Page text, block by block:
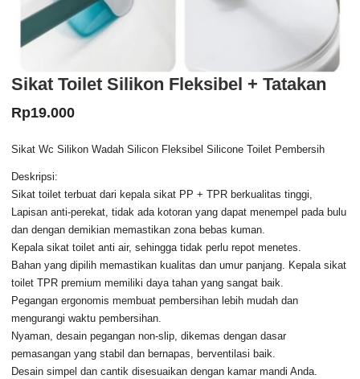
Sikat Toilet Silikon Fleksibel + Tatakan
Rp19.000
Sikat Wc Silikon Wadah Silicon Fleksibel Silicone Toilet Pembersih
Deskripsi:
Sikat toilet terbuat dari kepala sikat PP + TPR berkualitas tinggi,
Lapisan anti-perekat, tidak ada kotoran yang dapat menempel pada bulu
dan dengan demikian memastikan zona bebas kuman.
Kepala sikat toilet anti air, sehingga tidak perlu repot menetes.
Bahan yang dipilih memastikan kualitas dan umur panjang. Kepala sikat
toilet TPR premium memiliki daya tahan yang sangat baik.
Pegangan ergonomis membuat pembersihan lebih mudah dan
mengurangi waktu pembersihan.
Nyaman, desain pegangan non-slip, dikemas dengan dasar
pemasangan yang stabil dan bernapas, berventilasi baik.
Desain simpel dan cantik disesuaikan dengan kamar mandi Anda.